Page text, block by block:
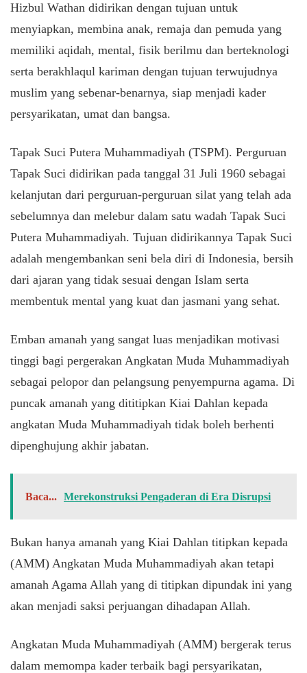
Hizbul Wathan didirikan dengan tujuan untuk
menyiapkan, membina anak, remaja dan pemuda yang
memiliki aqidah, mental, fisik berilmu dan berteknologi
serta berakhlaqul kariman dengan tujuan terwujudnya
muslim yang sebenar-benarnya, siap menjadi kader
persyarikatan, umat dan bangsa.
Tapak Suci Putera Muhammadiyah (TSPM). Perguruan
Tapak Suci didirikan pada tanggal 31 Juli 1960 sebagai
kelanjutan dari perguruan-perguruan silat yang telah ada
sebelumnya dan melebur dalam satu wadah Tapak Suci
Putera Muhammadiyah. Tujuan didirikannya Tapak Suci
adalah mengembankan seni bela diri di Indonesia, bersih
dari ajaran yang tidak sesuai dengan Islam serta
membentuk mental yang kuat dan jasmani yang sehat.
Emban amanah yang sangat luas menjadikan motivasi
tinggi bagi pergerakan Angkatan Muda Muhammadiyah
sebagai pelopor dan pelangsung penyempurna agama. Di
puncak amanah yang dititipkan Kiai Dahlan kepada
angkatan Muda Muhammadiyah tidak boleh berhenti
dipenghujung akhir jabatan.
Baca... Merekonstruksi Pengaderan di Era Disrupsi
Bukan hanya amanah yang Kiai Dahlan titipkan kepada
(AMM) Angkatan Muda Muhammadiyah akan tetapi
amanah Agama Allah yang di titipkan dipundak ini yang
akan menjadi saksi perjuangan dihadapan Allah.
Angkatan Muda Muhammadiyah (AMM) bergerak terus
dalam memompa kader terbaik bagi persyarikatan,